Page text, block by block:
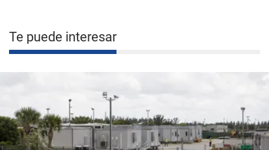
Te puede interesar